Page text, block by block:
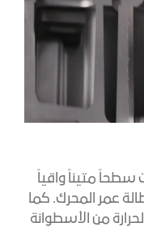
سطحاً متيناً واقياً
عمر المحرك. كما
من الأسطوانة